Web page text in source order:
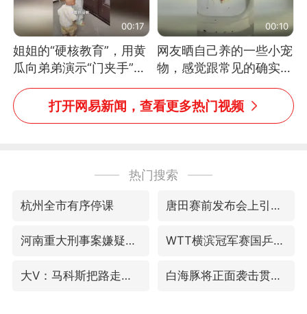
00:17
姐姐的“硬核教育”，用黄
瓜向弟弟演示“门夹手”，
网友：果然言传不如身
教！
00:10
网友晒自己养的一些小宠
物，感觉跟常见的确实有
些不一样
打开网易新闻，查看更多热门视频
热门搜索
杭州全市有序停课 唐田赛前发布会上引用《孙子兵法》
河南重大刑事案嫌疑人落网 WTT横滨冠军赛国乒女单三将晋级四强
大V：马科斯把路走绝了 白海豚将正面袭击贯穿浙江